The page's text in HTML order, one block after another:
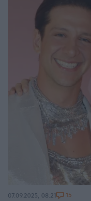
07.09.2025, 08:21 15